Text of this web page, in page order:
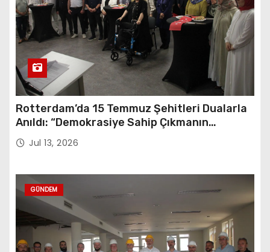
Rotterdam’da 15 Temmuz Şehitleri Dualarla
Anıldı: “Demokrasiye Sahip Çıkmanın
Sembolü”
Jul 13, 2026
GÜNDEM